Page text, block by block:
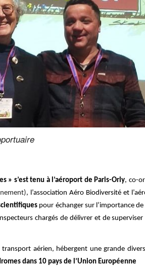
» s’est tenu à l’aéroport de Paris-Orly, co-
, l’association Aéro Biodiversité et
pour échanger sur l’importance
chargés de délivrer et de
aérien, hébergent une grande
dans 10 pays de l’Union Européenne